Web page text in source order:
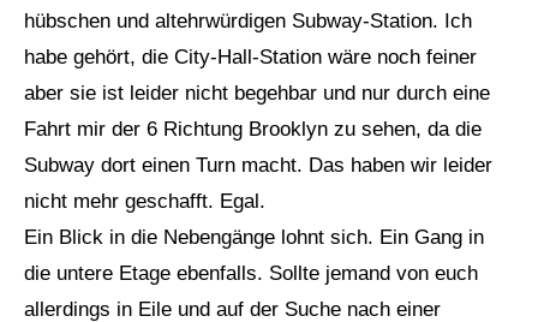
hübschen und altehrwürdigen Subway-Station. Ich
habe gehört, die City-Hall-Station wäre noch feiner
aber sie ist leider nicht begehbar und nur durch eine
Fahrt mir der 6 Richtung Brooklyn zu sehen, da die
Subway dort einen Turn macht. Das haben wir leider
nicht mehr geschafft. Egal.
Ein Blick in die Nebengänge lohnt sich. Ein Gang in
die untere Etage ebenfalls. Sollte jemand von euch
allerdings in Eile und auf der Suche nach einer